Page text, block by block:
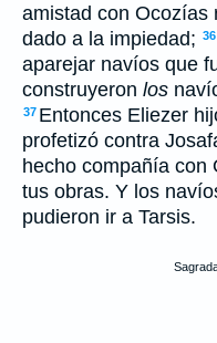
amistad con Ocozías
dado a la impiedad; 36
aparejar navíos que
construyeron los
37 Entonces Eliezer
profetizó contra
hecho compañía con
tus obras. Y los
pudieron ir a Tarsis.